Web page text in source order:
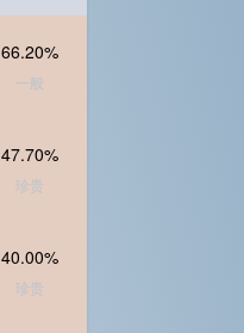
66.20%
一般
47.70%
珍贵
40.00%
珍贵